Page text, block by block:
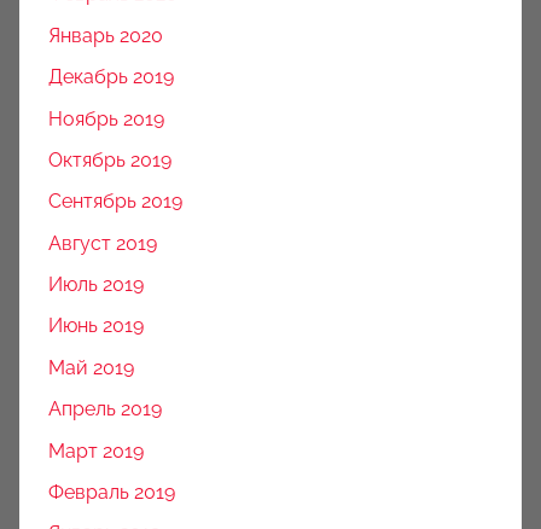
Январь 2020
Декабрь 2019
Ноябрь 2019
Октябрь 2019
Сентябрь 2019
Август 2019
Июль 2019
Июнь 2019
Май 2019
Апрель 2019
Март 2019
Февраль 2019